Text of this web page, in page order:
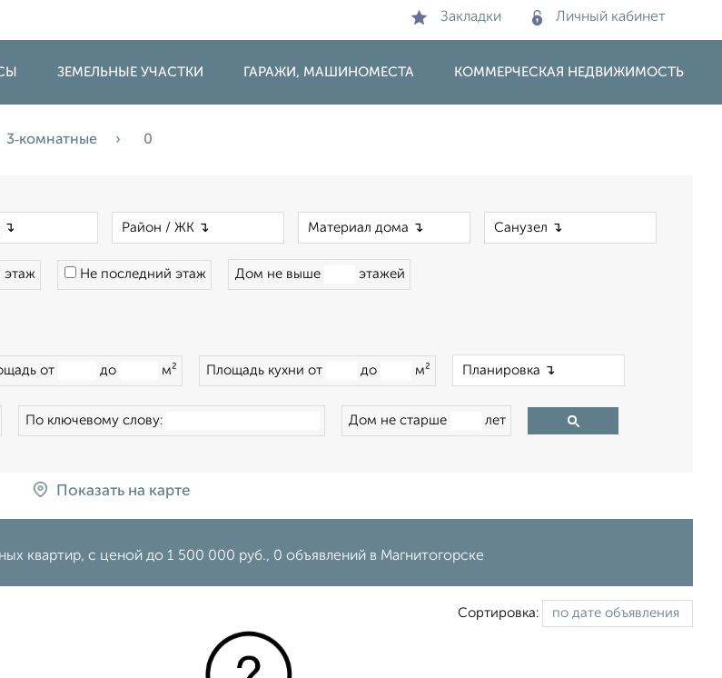
Закладки Личный кабинет
ЗЕМЕЛЬНЫЕ УЧАСТКИ ГАРАЖИ, МАШИНОМЕСТА КОММЕРЧЕСКАЯ НЕДВИЖИМОСТЬ
3‑комнатные 0
этаж Не последний этаж Дом не выше этажей
от до м² Площадь кухни от до м²
По ключевому слову: Дом не старше лет
Показать на карте
квартир, c ценой до 1 500 000 руб., 0 объявлений в Магнитогорске
Сортировка: